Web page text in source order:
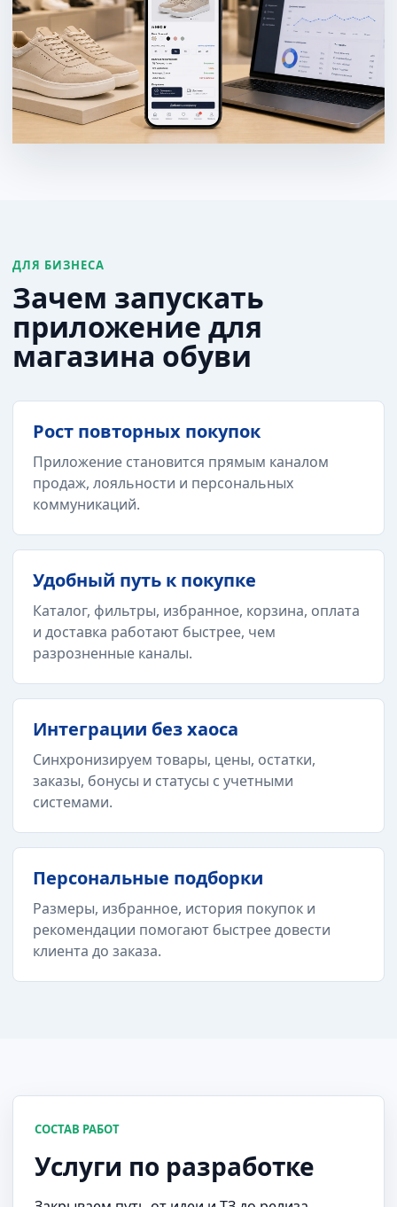
ДЛЯ БИЗНЕСА
Зачем запускать
приложение для
магазина обуви
Рост повторных покупок
Приложение становится прямым каналом
продаж, лояльности и персональных
коммуникаций.
Удобный путь к покупке
Каталог, фильтры, избранное, корзина, оплата
и доставка работают быстрее, чем
разрозненные каналы.
Интеграции без хаоса
Синхронизируем товары, цены, остатки,
заказы, бонусы и статусы с учетными
системами.
Персональные подборки
Размеры, избранное, история покупок и
рекомендации помогают быстрее довести
клиента до заказа.
СОСТАВ РАБОТ
Услуги по разработке